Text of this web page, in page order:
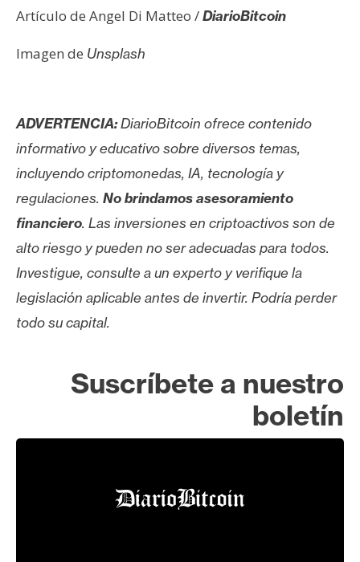
Artículo de Angel Di Matteo /DiarioBitcoin
Imagen de Unsplash
ADVERTENCIA:DiarioBitcoin ofrece contenido
informativo y educativo sobre diversos temas,
incluyendo criptomonedas, IA, tecnología y
regulaciones. No brindamos asesoramiento
financiero. Las inversiones en criptoactivos son de
alto riesgo y pueden no ser adecuadas para todos.
Investigue, consulte a un experto y verifique la
legislación aplicable antes de invertir. Podría perder
todo su capital.
Suscríbete a nuestro
boletín